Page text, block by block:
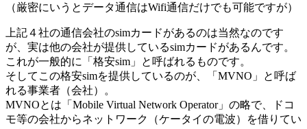
（厳密にいうとデータ通信はWifi通信だけでも可能ですが）
上記４社の通信会社のsimカードがあるのは当然なのです
が、実は他の会社が提供しているsimカードがあるんです。
これが一般的に「格安sim」と呼ばれるものです。
そしてこの格安simを提供しているのが、「MVNO」と呼ば
れる事業者（会社）。
MVNOとは「Mobile Virtual Network Operator」の略で、ドコ
モ等の会社からネットワーク（ケータイの電波）を借りてい